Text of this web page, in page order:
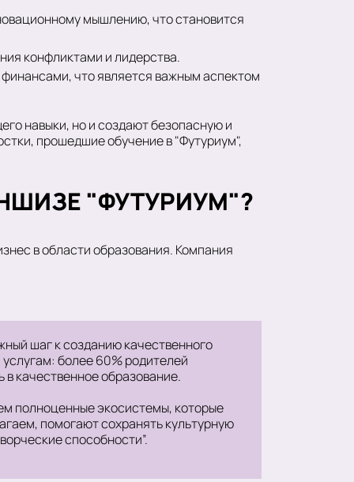
мышлению, что становится
конфликтами и лидерства.
что является важным аспектом
навыки, но и создают безопасную и
прошедшие обучение в "Футуриум",
"ФУТУРИУМ"?
в области образования. Компания
шаг к созданию качественного
более 60% родителей
качественное образование.
полноценные экосистемы, которые
помогают сохранять культурную
способности”.